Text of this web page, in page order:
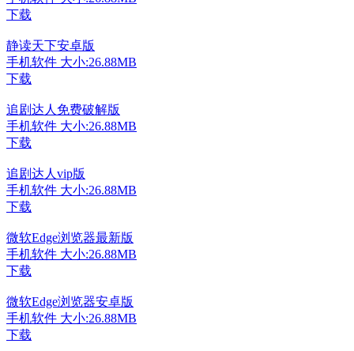
下载
静读天下安卓版
手机软件 大小:26.88MB
下载
追剧达人免费破解版
手机软件 大小:26.88MB
下载
追剧达人vip版
手机软件 大小:26.88MB
下载
微软Edge浏览器最新版
手机软件 大小:26.88MB
下载
微软Edge浏览器安卓版
手机软件 大小:26.88MB
下载